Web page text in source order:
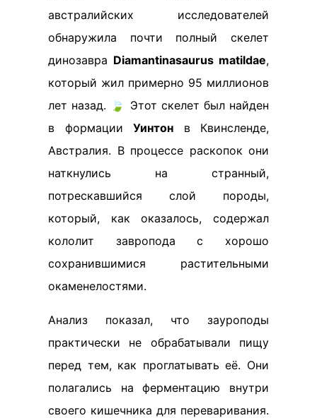
австралийских исследователей
обнаружила почти полный скелет
динозавра Diamantinasaurus matildae,
который жил примерно 95 миллионов
лет назад. 🍃 Этот скелет был найден
в формации Уинтон в Квинсленде,
Австралия. В процессе раскопок они
наткнулись на странный,
потрескавшийся слой породы,
который, как оказалось, содержал
кололит завропода с хорошо
сохранившимися растительными
окаменелостями.
Анализ показал, что зауроподы
практически не обрабатывали пищу
перед тем, как проглатывать её. Они
полагались на ферментацию внутри
своего кишечника для переваривания.